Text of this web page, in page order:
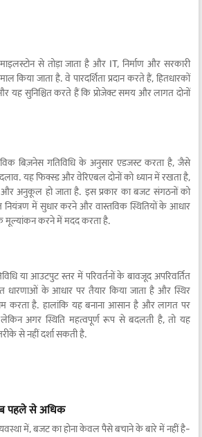
से तोड़ा जाता है और IT, निर्माण और सरकारी
किया जाता है. वे पारदर्शिता प्रदान करते हैं, हितधारकों
यह सुनिश्चित करते हैं कि प्रोजेक्ट समय और लागत दोनों
बिज़नेस गतिविधि के अनुसार एडजस्ट करता है, जैसे
यह फिक्स्ड और वेरिएबल दोनों को ध्यान में रखता है,
अनुकूल हो जाता है. इस प्रकार का बजट संगठनों को
नियंत्रण में सुधार करने और वास्तविक स्थितियों के आधार
मूल्यांकन करने में मदद करता है.
या आउटपुट स्तर में परिवर्तनों के बावजूद अपरिवर्तित
धारणाओं के आधार पर तैयार किया जाता है और स्थिर
करता है. हालांकि यह बनाना आसान है और लागत पर
लेकिन अगर स्थिति महत्वपूर्ण रूप से बदलती है, तो यह
से नहीं दर्शा सकती है.
पहले से अधिक
में, बजट का होना केवल पैसे बचाने के बारे में नहीं है-